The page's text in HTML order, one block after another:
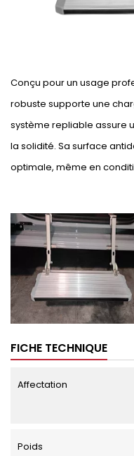
Conçu pour un usage
robuste supporte une
système repliable assure
la solidité. Sa surface
optimale, même en
FICHE TECHNIQUE
Affectation
Poids